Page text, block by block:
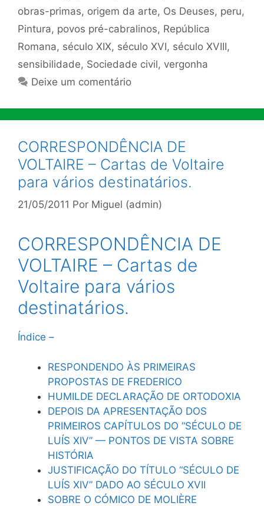
obras-primas, origem da arte, Os Deuses, peru,
Pintura, povos pré-cabralinos, República
Romana, século XIX, século XVI, século XVIII,
sensibilidade, Sociedade civil, vergonha
Deixe um comentário
CORRESPONDÊNCIA DE
VOLTAIRE – Cartas de Voltaire
para vários destinatários.
21/05/2011 Por Miguel (admin)
CORRESPONDÊNCIA DE
VOLTAIRE – Cartas de
Voltaire para vários
destinatários.
Índice –
RESPONDENDO ÀS PRIMEIRAS
PROPOSTAS DE FREDERICO
HUMILDE DECLARAÇÃO DE ORTODOXIA
DEPOIS DA APRESENTAÇÃO DOS
PRIMEIROS CAPÍTULOS DO “SÉCULO DE
LUÍS XIV” — PONTOS DE VISTA SOBRE
HISTÓRIA
JUSTIFICAÇÃO DO TÍTULO “SÉCULO DE
LUÍS XIV” DADO AO SÉCULO XVII
SOBRE O CÓMICO DE MOLIÈRE